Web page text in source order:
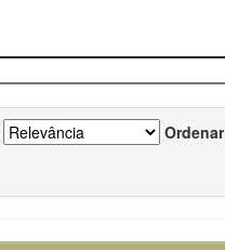
Ordenar